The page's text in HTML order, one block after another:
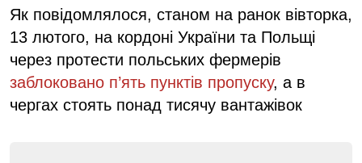
Як повідомлялося, станом на ранок вівторка,
13 лютого, на кордоні України та Польщі
через протести польських фермерів
заблоковано п’ять пунктів пропуску, а в
чергах стоять понад тисячу вантажівок